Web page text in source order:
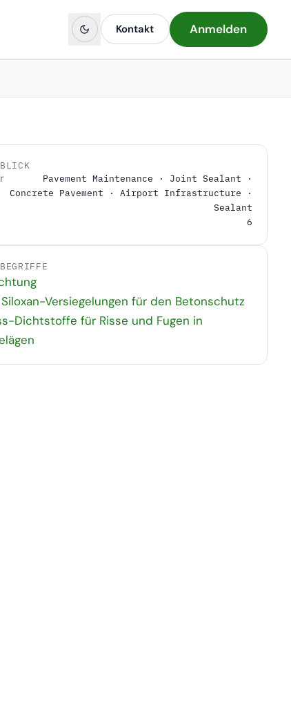
Kontakt Anmelden
Pavement Maintenance · Joint Sealant ·
Concrete Pavement · Airport Infrastructure ·
Sealant
6
Versiegelungen für den Betonschutz
Dichtstoffe für Risse und Fugen in